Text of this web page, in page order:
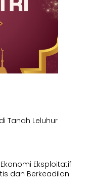
Tanah Leluhur
Eksploitatif
dan Berkeadilan